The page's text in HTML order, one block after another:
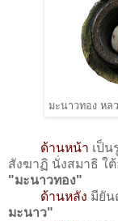
มะนาวทอง หล
ด้านหน้า เป็
สังฆาฏิ นั่งสมาธิ ใ
"มะนาวทอง"
ด้านหลัง มียัน
มะนาว"